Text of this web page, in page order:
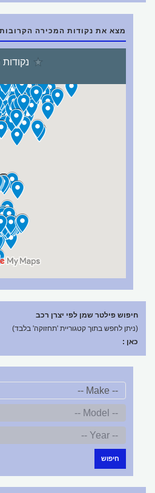
מצא את נקודות המכירה
חיפוש פילטר שמן לפי יצרן רכב
(ניתן לחפש בתוך קטגוריית 'תחזוקה' בלבד)
כאן :
חיפוש